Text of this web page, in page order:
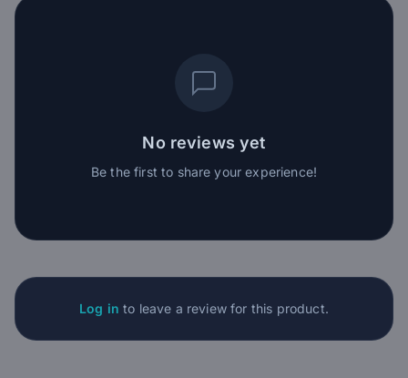
No reviews yet
Be the first to share your experience!
Log in to leave a review for this product.